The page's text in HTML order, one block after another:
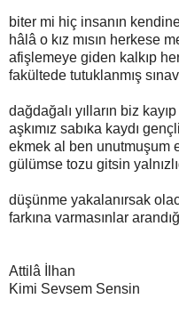
biter mi hiç insanın
hâlâ o kız mısın herkese
afişlemeye giden kalkıp
fakültede tutuklanmış sınav
dağdağalı yılların biz
aşkımız sabıka kaydı
ekmek al ben unutmuşum
gülümse tozu gitsin
düşünme yakalanırsak
farkına varmasınlar
Attilâ İlhan
Kimi Sevsem Sensin